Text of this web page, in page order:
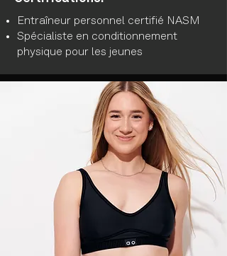
Entraîneur personnel certifié NASM
Spécialiste en conditionnement
physique pour les jeunes